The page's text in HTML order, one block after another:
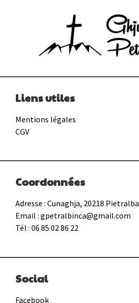
Liens utiles
Mentions légales
CGV
Coordonnées
Adresse : Cunaghja, 20218 Pietralba
Email : gpetralbinca@gmail.com
Tél : 06 85 02 86 22
Social
Facebook